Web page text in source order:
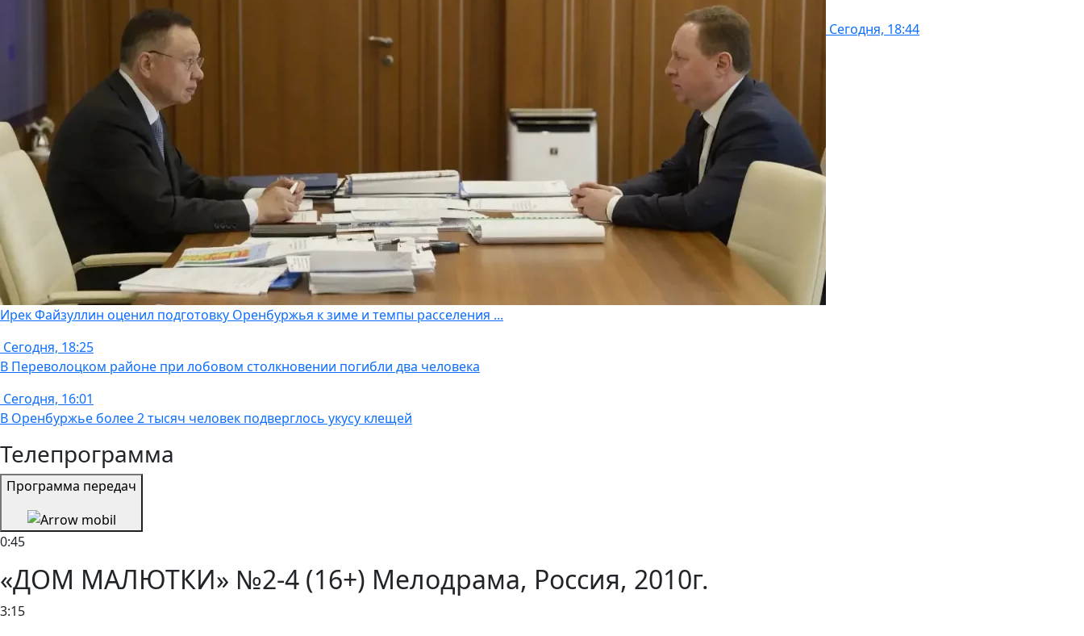
Сегодня, 18:44
Ирек Файзуллин оценил подготовку Оренбуржья к зиме и темпы расселения ...
Сегодня, 18:25
В Переволоцком районе при лобовом столкновении погибли два человека
Сегодня, 16:01
В Оренбуржье более 2 тысяч человек подверглось укусу клещей
Телепрограмма
Программа передач
0:45
«ДОМ МАЛЮТКИ» №2-4 (16+) Мелодрама, Россия, 2010г.
3:15